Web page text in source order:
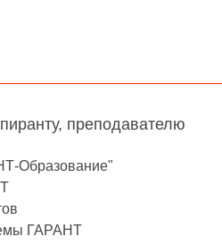
преподавателю
Образование"
ГАРАНТ